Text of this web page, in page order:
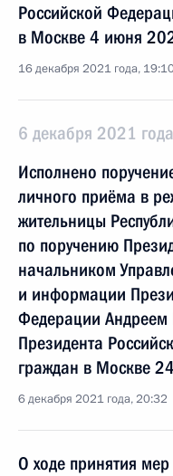
Российской
в Москве 4 июня
16 декабря 2021 года,
6 декабря 2021
Исполнено
личного приёма в
жительницы
по поручению
начальником
и информации
Федерации
Президента
граждан в Москве
6 декабря 2021 года, 20:32
О ходе принятия